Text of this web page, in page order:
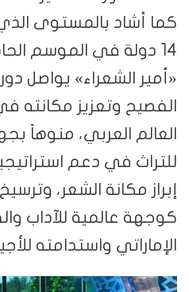
14 دولة في الموسم
«أمير الشعراء» يواصل
الفصيح وتعزيز مكانته
العالم العربي، منوهاً
للتراث في دعم
إبراز مكانة الشعر،
كوجهة عالمية للآداب
الإماراتي واستدامته